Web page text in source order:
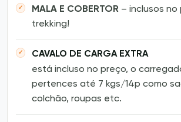
MALA E COBERTOR – inclusos no
trekking!
CAVALO DE CARGA EXTRA
está incluso no preço, o
pertences até 7 kgs/14p como
colchão, roupas etc.